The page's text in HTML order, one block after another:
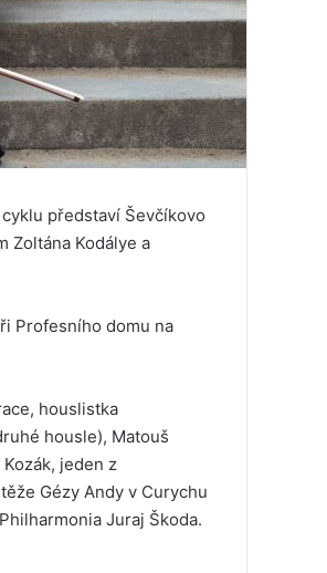
představí Ševčíkovo
Zoltána Kodálye a
Profesního domu na
houslistka
housle), Matouš
jeden z
Gézy Andy v Curychu
Juraj Škoda.